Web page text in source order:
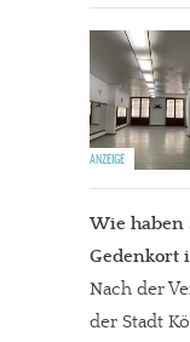
Wie haben
Gedenkort
Nach der
der Stadt